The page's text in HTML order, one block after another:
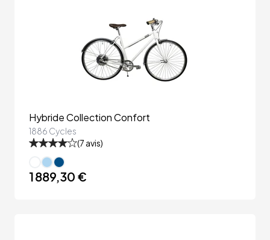
Hybride Collection Confort
1886 Cycles
(7 avis)
1 889,30 €